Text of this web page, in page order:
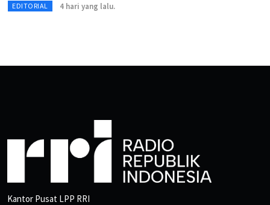
EDITORIAL 4 hari yang lalu.
Kantor Pusat LPP RRI